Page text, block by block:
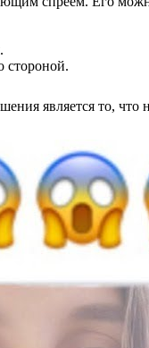
стороной.
является то, что